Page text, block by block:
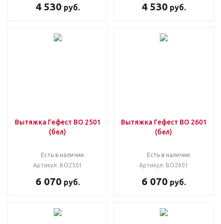
4 530руб. 4 530руб.
Вытяжка Гефест ВО 2501
(бел)
Есть в наличии
Артикул: ВО2501
6 070руб.
Вытяжка Гефест ВО 2601
(бел)
Есть в наличии
Артикул: ВО2601
6 070руб.